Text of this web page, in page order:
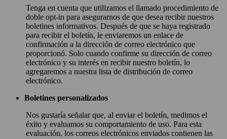
Tenga en cuenta que utilizamos el llamado procedimiento de
doble opt-in para asegurarnos de que desea recibir nuestros
boletines informativos. Después de que se haya registrado
para recibir el boletín, le enviaremos un enlace de
confirmación a la dirección de correo electrónico que
proporcionó. Solo cuando confirme su dirección de correo
electrónico y su interés en recibir nuestro boletín, lo
agregaremos a nuestra lista de distribución de correo
electrónico.
Boletines personalizados
Nos gustaría señalar que, al enviar el boletín, medimos el
éxito y evaluamos su comportamiento de uso. Para esta
evaluación, los correos electrónicos enviados contienen las